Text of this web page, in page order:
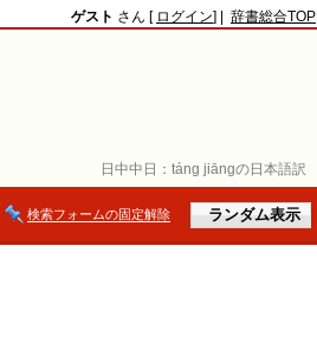
日中中日： táng jiāngの日本語訳
ゲスト さん [ ログイン] | 辞書総合TOP
検索フォームの固定解除